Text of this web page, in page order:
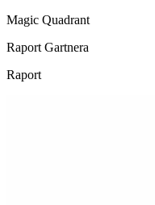
Magic Quadrant
Raport Gartnera
Raport